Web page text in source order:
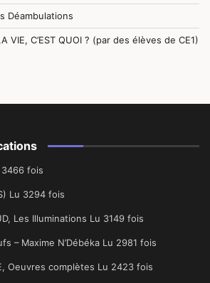
Déambulations
VIE, C’EST QUOI ? (par des élèves de CE1)
3466 fois
Lu 3294 fois
Les Illuminations Lu 3149 fois
– Maxime N’Débéka Lu 2981 fois
Oeuvres complètes Lu 2423 fois